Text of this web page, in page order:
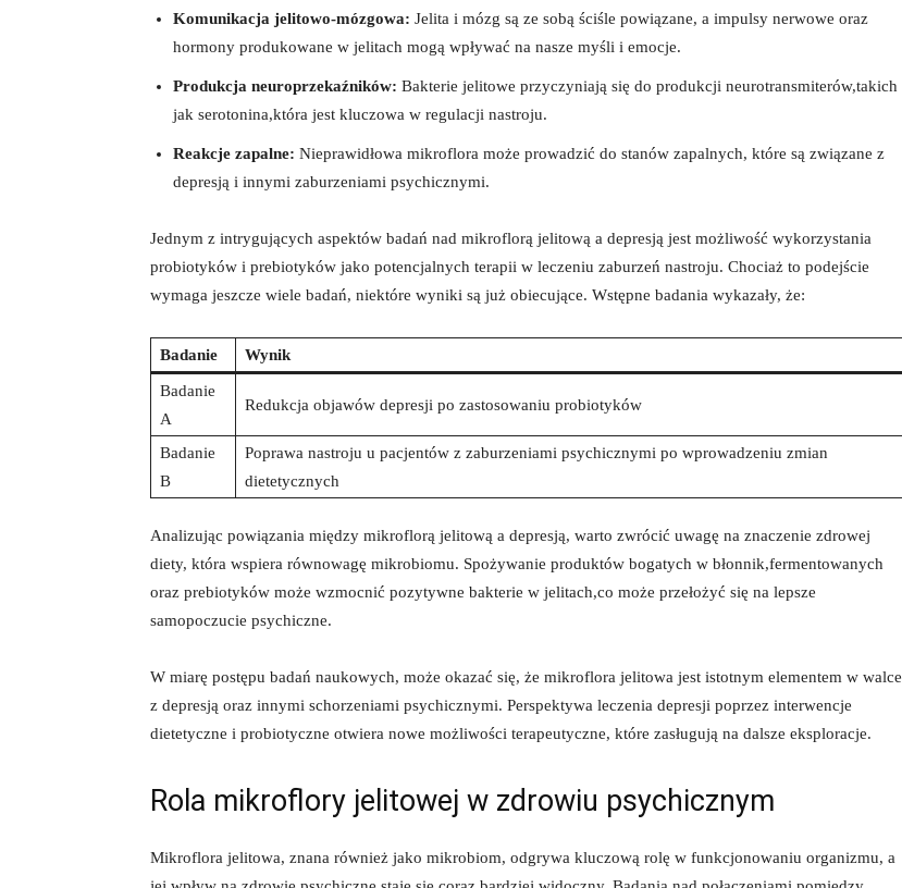
Komunikacja jelitowo-mózgowa: Jelita i mózg są ze sobą ściśle powiązane, a impulsy nerwowe oraz
hormony produkowane w jelitach mogą wpływać na nasze myśli i emocje.
Produkcja neuroprzekaźników: Bakterie jelitowe przyczyniają się do produkcji neurotransmiterów,takich
jak serotonina,która jest kluczowa w regulacji nastroju.
Reakcje zapalne: Nieprawidłowa mikroflora może prowadzić do stanów zapalnych, które są związane z
depresją i innymi zaburzeniami psychicznymi.
Jednym z intrygujących aspektów badań nad mikroflorą jelitową a depresją jest możliwość wykorzystania
probiotyków i prebiotyków jako potencjalnych terapii w leczeniu zaburzeń nastroju. Chociaż to podejście
wymaga jeszcze wiele badań, niektóre wyniki są już obiecujące. Wstępne badania wykazały, że:
Badanie Wynik
Badanie
A
Redukcja objawów depresji po zastosowaniu probiotyków
Badanie
B
Poprawa nastroju u pacjentów z zaburzeniami psychicznymi po wprowadzeniu zmian
dietetycznych
Analizując powiązania między mikroflorą jelitową a depresją, warto zwrócić uwagę na znaczenie zdrowej
diety, która wspiera równowagę mikrobiomu. Spożywanie produktów bogatych w błonnik,fermentowanych
oraz prebiotyków może wzmocnić pozytywne bakterie w jelitach,co może przełożyć się na lepsze
samopoczucie psychiczne.
W miarę postępu badań naukowych, może okazać się, że mikroflora jelitowa jest istotnym elementem w walce
z depresją oraz innymi schorzeniami psychicznymi. Perspektywa leczenia depresji poprzez interwencje
dietetyczne i probiotyczne otwiera nowe możliwości terapeutyczne, które zasługują na dalsze eksploracje.
Rola mikroflory jelitowej w zdrowiu psychicznym
Mikroflora jelitowa, znana również jako mikrobiom, odgrywa kluczową rolę w funkcjonowaniu organizmu, a